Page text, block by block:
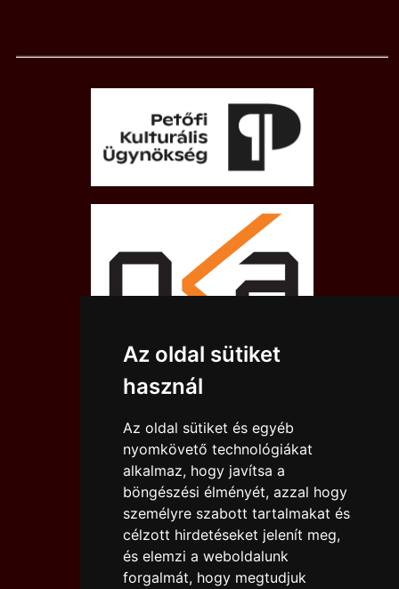
Az oldal sütiket
használ
Az oldal sütiket és egyéb
nyomkövető technológiákat
alkalmaz, hogy javítsa a
böngészési élményét, azzal hogy
személyre szabott tartalmakat és
célzott hirdetéseket jelenít meg,
és elemzi a weboldalunk
forgalmát, hogy megtudjuk
IMPRESSZUM